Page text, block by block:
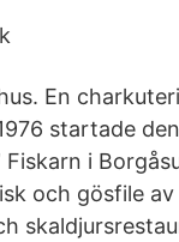
En
startade
i
och gösfile